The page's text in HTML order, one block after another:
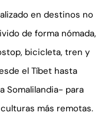
en destinos no
de forma nómada,
bicicleta, tren y
el Tíbet hasta
Somalilandia- para
más remotas.